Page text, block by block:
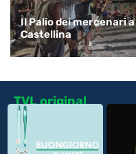
Il Palio dei mercenari a
Castellina
TVL original